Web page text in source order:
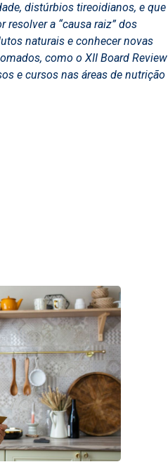
distúrbios tireoidianos, e que
a “causa raiz” dos
naturais e conhecer novas
como o XII Board Review
e cursos nas áreas de nutrição